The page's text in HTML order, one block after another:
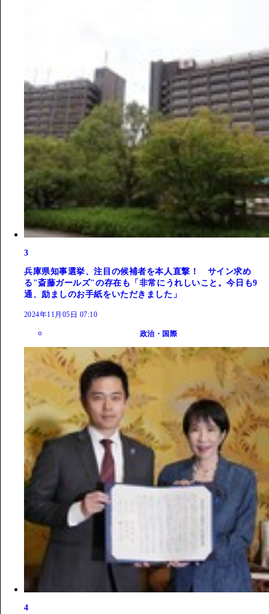
3
兵庫県知事選挙、注目の候補者を本人直撃！ サイン求め
る"斎藤ガールズ"の存在も「非常にうれしいこと。今日も9
通、励ましのお手紙をいただきました」
2024年11月05日 07:10
政治・国際
4